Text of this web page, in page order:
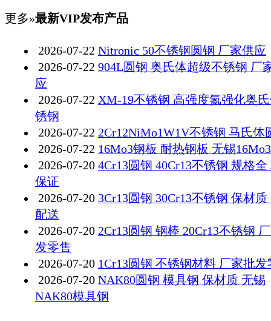
更多»最新VIP发布产品
2026-07-22 Nitronic 50不锈钢圆钢 厂家供应
2026-07-22 904L圆钢 奥氏体超级不锈钢 厂
应
2026-07-22 XM-19不锈钢 高强度氮强化奥
锈钢
2026-07-22 2Cr12NiMo1W1V不锈钢 马氏体
2026-07-22 16Mo3钢板 耐热钢板 无锡
2026-07-20 4Cr13圆钢 40Cr13不锈钢 规格全
保证
2026-07-20 3Cr13圆钢 30Cr13不锈钢 保材质
配送
2026-07-20 2Cr13圆钢 钢棒 20Cr13不锈钢
发零售
2026-07-20 1Cr13圆钢 不锈钢材料 厂家批发
2026-07-20 NAK80圆钢 模具钢 保材质 无锡
NAK80模具钢